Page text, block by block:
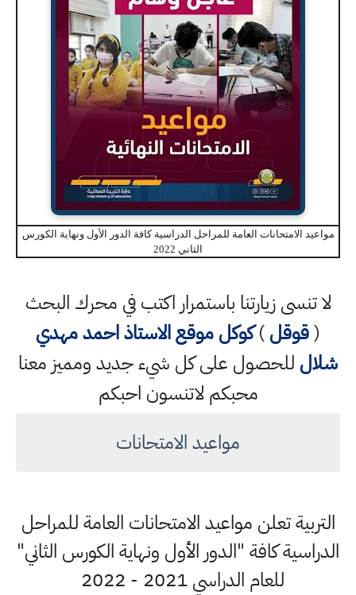
مواعيد الامتحانات العامة للمراحل الدراسية كافة الدور الأول ونهاية الكورس
الثاني 2022
لا تنسى زيارتنا باستمرار اكتب في محرك البحث
(قوقل)كوكلموقع الاستاذ احمد مهدي
شلال للحصول على كل شيء جديد ومميز معنا
محبكم لاتنسون احبكم
مواعيد الامتحانات
التربية تعلن مواعيد الامتحانات العامة للمراحل
الدراسية كافة "الدور الأول ونهاية الكورس الثاني"
للعام الدراسي 2021 - 2022